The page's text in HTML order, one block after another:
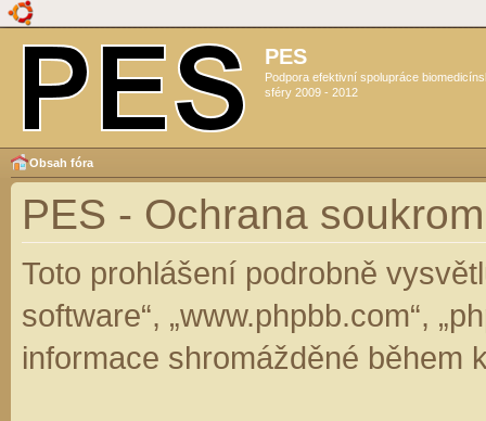
PES
Podpora efektivní spolupráce
sféry 2009 - 2012
Obsah fóra
PES - Ochrana
Toto prohlášení podrobně
software“, „www.phpbb.com“,
informace shromážděné během